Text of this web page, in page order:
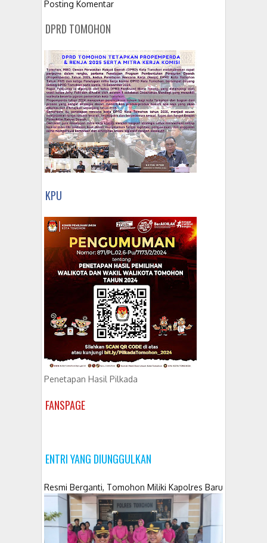
Posting Komentar
DPRD TOMOHON
KPU
Penetapan Hasil Pilkada
FANSPAGE
ENTRI YANG DIUNGGULKAN
Resmi Berganti, Tomohon Miliki Kapolres Baru